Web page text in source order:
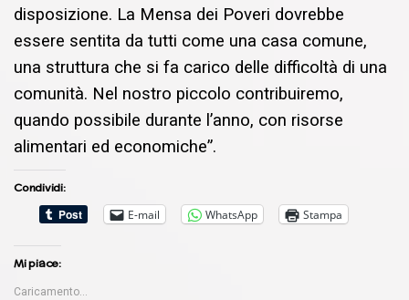
disposizione. La Mensa dei Poveri dovrebbe
essere sentita da tutti come una casa comune,
una struttura che si fa carico delle difficoltà di una
comunità. Nel nostro piccolo contribuiremo,
quando possibile durante l’anno, con risorse
alimentari ed economiche”.
Condividi:
E-mail
WhatsApp Stampa
Mi piace:
Caricamento...